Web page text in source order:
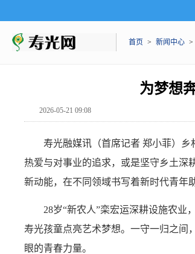
首页 > 新闻中心 >
为梦想
2026-05-21 09:08
寿光融媒讯（首席记者 郑小菲）
热爱与对事业的追求，或是坚守乡土深
新动能，在不同领域书写着新时代青年
28岁“新农人”栾宏运深耕设施农业
寿光孩童点亮艺术梦想。一守一归之间
眼的青春力量。